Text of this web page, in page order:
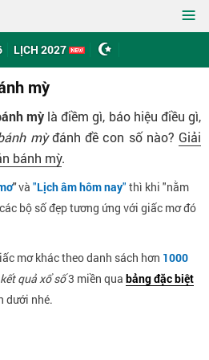
≡
LỊCH 2027
mỳ
mỳlà điềm gì, báo hiệu điều gì,
mỳđánh đề con số nào? Giải
bánh mỳ.
"và "Lịch âm hôm nay" thì khi "nằm
bộ số đẹp tương ứng với giấc mơ đó
mơ khác theo danh sách hơn 1000
quả xổ số3 miền qua bảng đặc biệt
dưới nhé.